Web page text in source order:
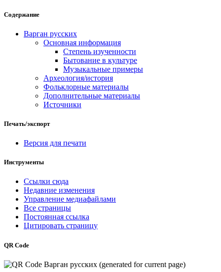
Содержание
Варган русских
Основная информация
Степень изученности
Бытование в культуре
Музыкальные примеры
Археология/история
Фольклорные материалы
Дополнительные материалы
Источники
Печать/экспорт
Версия для печати
Инструменты
Ссылки сюда
Недавние изменения
Управление медиафайлами
Все страницы
Постоянная ссылка
Цитировать страницу
QR Code